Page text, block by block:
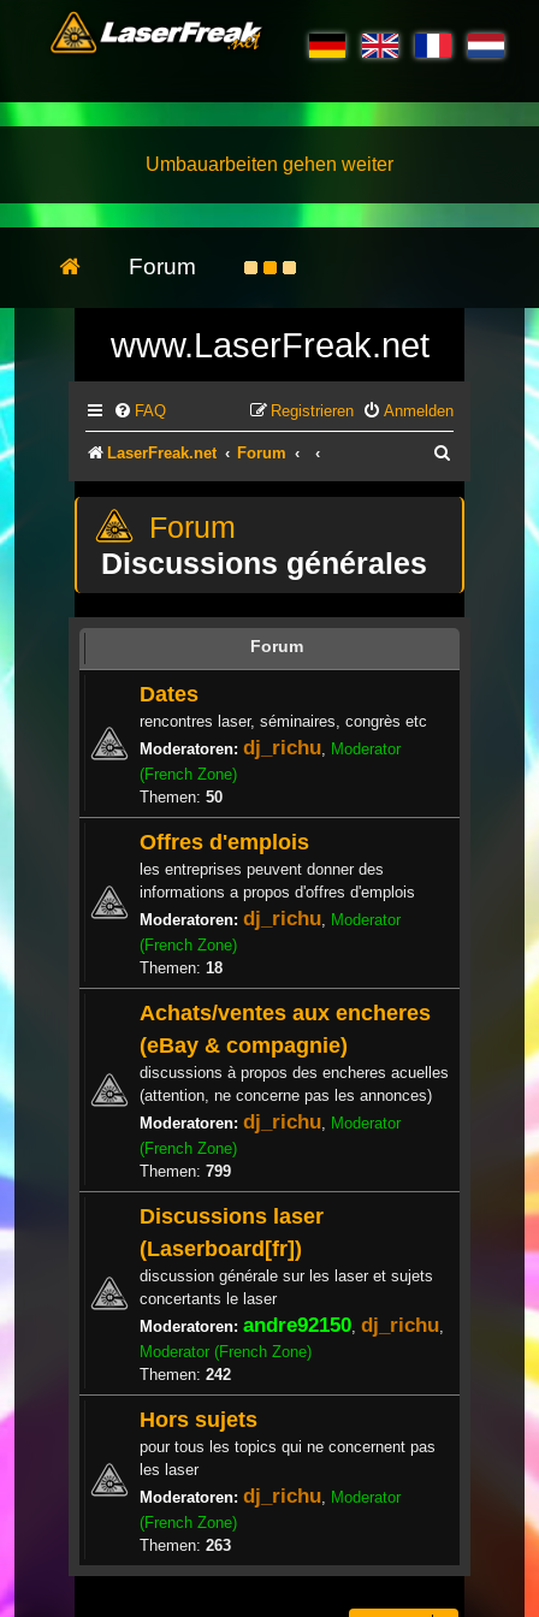
Umbauarbeiten gehen weiter
Forum
www.LaserFreak.net
FAQ Anmelden
Registrieren
LaserFreak.net Forum
Discussions générales
Forum
Dates
rencontres laser, séminaires, congrès etc
Moderatoren: dj_richu Moderator
(French Zone)
Themen: 50
Offres d'emplois
les entreprises peuvent donner des
informations a propos d'offres d'emplois
Moderatoren: dj_richu Moderator
(French Zone)
Themen: 18
Achats/ventes aux encheres
(eBay & compagnie)
discussions à propos des encheres acuelles
(attention, ne concerne pas les annonces)
Moderatoren: dj_richu Moderator
(French Zone)
Themen: 799
Discussions laser
(Laserboard[fr])
discussion générale sur les laser et sujets
concertants le laser
Moderatoren: andre92150 dj_richu
Moderator (French Zone)
Themen: 242
Hors sujets
pour tous les topics qui ne concernent pas
les laser
Moderatoren: dj_richu Moderator
(French Zone)
Themen: 263